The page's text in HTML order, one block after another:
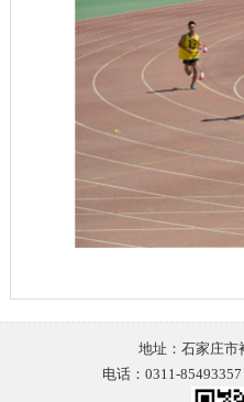
地址：石家庄市
电话：0311-